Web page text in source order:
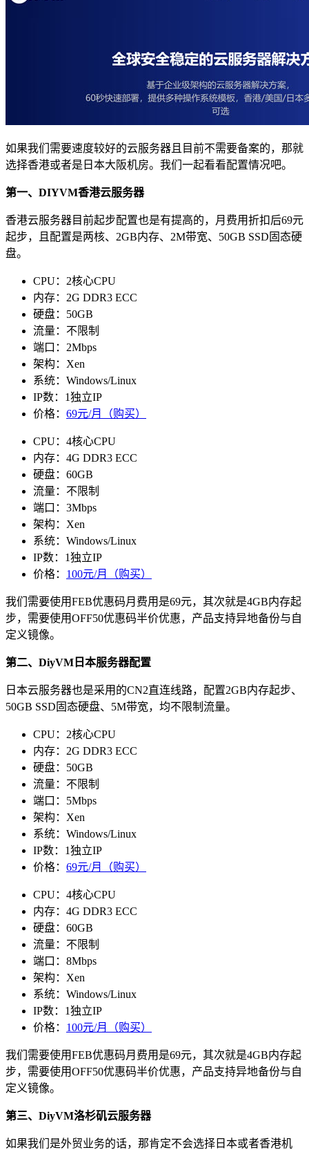
如果我们需要速度较好的云服务器且目前不需要备案的，那就
选择香港或者是日本大阪机房。我们一起看看配置情况吧。
第一、DIYVM香港云服务器
香港云服务器目前起步配置也是有提高的，月费用折扣后69元
起步，且配置是两核、2GB内存、2M带宽、50GB SSD固态硬
盘。
CPU：2核心CPU
内存：2G DDR3 ECC
硬盘：50GB
流量：不限制
端口：2Mbps
架构：Xen
系统：Windows/Linux
IP数：1独立IP
价格： 69元/月（购买）
CPU：4核心CPU
内存：4G DDR3 ECC
硬盘：60GB
流量：不限制
端口：3Mbps
架构：Xen
系统：Windows/Linux
IP数：1独立IP
价格： 100元/月（购买）
我们需要使用FEB优惠码月费用是69元，其次就是4GB内存起
步，需要使用OFF50优惠码半价优惠，产品支持异地备份与自
定义镜像。
第二、DiyVM日本服务器配置
日本云服务器也是采用的CN2直连线路，配置2GB内存起步、
50GB SSD固态硬盘、5M带宽，均不限制流量。
CPU：2核心CPU
内存：2G DDR3 ECC
硬盘：50GB
流量：不限制
端口：5Mbps
架构：Xen
系统：Windows/Linux
IP数：1独立IP
价格： 69元/月（购买）
CPU：4核心CPU
内存：4G DDR3 ECC
硬盘：60GB
流量：不限制
端口：8Mbps
架构：Xen
系统：Windows/Linux
IP数：1独立IP
价格： 100元/月（购买）
我们需要使用FEB优惠码月费用是69元，其次就是4GB内存起
步，需要使用OFF50优惠码半价优惠，产品支持异地备份与自
定义镜像。
第三、DiyVM洛杉矶云服务器
如果我们是外贸业务的话，那肯定不会选择日本或者香港机